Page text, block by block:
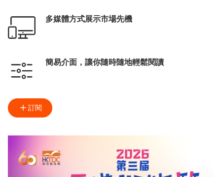
多媒體方式展示市場先機
簡易介面，讓你隨時隨地輕鬆閱讀
訂閱